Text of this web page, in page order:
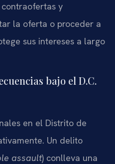
y
la oferta o proceder a
sus intereses a largo
bajo el D.C.
en el Distrito de
Un delito
assault) conlleva una